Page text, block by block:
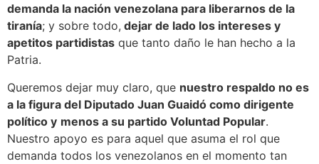
demanda la nación venezolana para liberarnos de la
tiranía; y sobre todo, dejar de lado los intereses y
apetitos partidistas que tanto daño le han hecho a la
Patria.
Queremos dejar muy claro, que nuestro respaldo no es
a la figura del Diputado Juan Guaidó como dirigente
político y menos a su partido Voluntad Popular.
Nuestro apoyo es para aquel que asuma el rol que
demanda todos los venezolanos en el momento tan